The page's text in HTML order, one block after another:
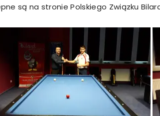
są na stronie Polskiego Związku